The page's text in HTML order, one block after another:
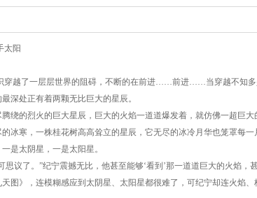
太阳
越了一层层世界的阻碍，不断的在前进……前进……当穿越不知多
深处正有着两颗无比巨大的星辰。
的烈火的巨大星辰，巨大的火焰一道道爆发着，就仿佛一超巨大
寒，一株桂花树高高耸立的星辰，它无尽的冰冷月华也笼罩每一
太阴星，一是太阳星。
议了。”纪宁震撼无比，他甚至能够‘看到’那一道道巨大的火焰，
》，连模糊感应到太阴星、太阳星都很难了，可纪宁却连火焰、桂